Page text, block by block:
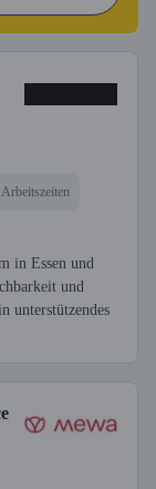
in Essen und
und
unterstützendes